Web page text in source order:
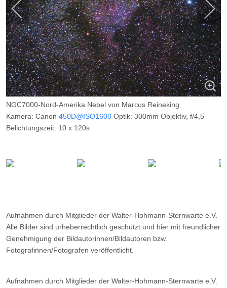
NGC7000-Nord-Amerika Nebel von Marcus Reineking
Kamera: Canon 450D@ISO1600 Optik: 300mm Objektiv, f/4,5
Belichtungszeit: 10 x 120s
Datum: ---
Aufnahmen durch Mitglieder der Walter-Hohmann-Sternwarte e.V.
Alle Bilder sind urheberrechtlich geschützt und hier mit freundlicher
Genehmigung der Bildautorinnen/Bildautoren bzw.
Fotografinnen/Fotografen veröffentlicht.
Aufnahmen durch Mitglieder der Walter-Hohmann-Sternwarte e.V.